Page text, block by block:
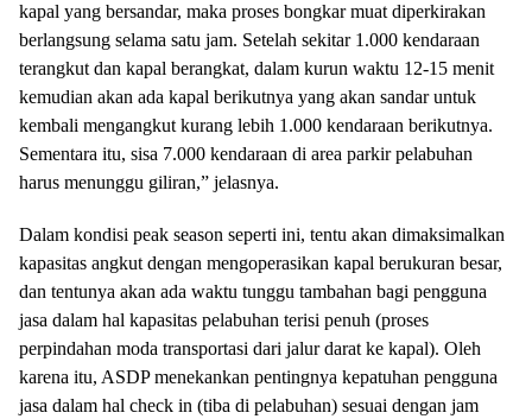
kapal yang bersandar, maka proses bongkar muat diperkirakan
berlangsung selama satu jam. Setelah sekitar 1.000 kendaraan
terangkut dan kapal berangkat, dalam kurun waktu 12-15 menit
kemudian akan ada kapal berikutnya yang akan sandar untuk
kembali mengangkut kurang lebih 1.000 kendaraan berikutnya.
Sementara itu, sisa 7.000 kendaraan di area parkir pelabuhan
harus menunggu giliran,” jelasnya.
Dalam kondisi peak season seperti ini, tentu akan dimaksimalkan
kapasitas angkut dengan mengoperasikan kapal berukuran besar,
dan tentunya akan ada waktu tunggu tambahan bagi pengguna
jasa dalam hal kapasitas pelabuhan terisi penuh (proses
perpindahan moda transportasi dari jalur darat ke kapal). Oleh
karena itu, ASDP menekankan pentingnya kepatuhan pengguna
jasa dalam hal check in (tiba di pelabuhan) sesuai dengan jam